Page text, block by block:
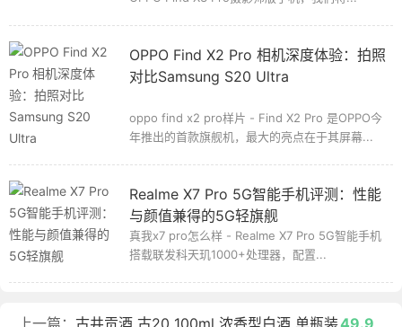
OPPO Find X2 Pro 相机深度体验：拍照
对比Samsung S20 Ultra
oppo find x2 pro样片 - Find X2 Pro 是OPPO今
年推出的首款旗舰机，最大的亮点在于其屏幕...
Realme X7 Pro 5G智能手机评测：性能
与颜值兼得的5G轻旗舰
真我x7 pro怎么样 - Realme X7 Pro 5G智能手机
搭载联发科天玑1000+处理器，配置...
上一篇： 古井贡酒 古20 100ml 浓香型白酒 单瓶装49.9